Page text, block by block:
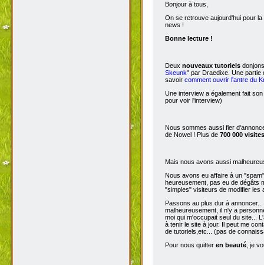
Bonjour à tous,
On se retrouve aujourd'hui pour
news !
Bonne lecture !
Deux nouveaux tutoriels
Skeunk" par Draedixe. Une partie
savoir comment ouvrir l'antre du
Une interview a également fait
pour voir l'interview)
Nous sommes aussi fier
de Nowel ! Plus de 700 000 visites
Mais nous avons aussi
Nous avons eu affaire à un
heureusement, pas eu de dégâts
"simples" visiteurs de modifier
Passons au plus dur à
malheureusement, il n'y a
moi qui m'occupait seul du site...
à tenir le site à jour. Il peut me
de tutoriels,etc... (pas de
Pour nous quitter en beauté, je